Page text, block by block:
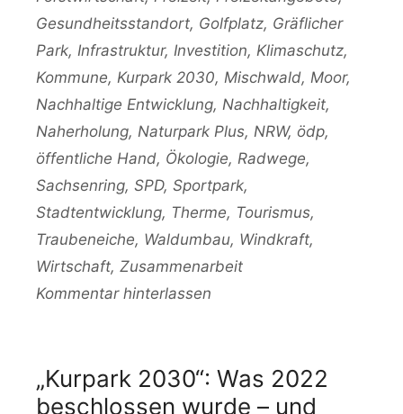
Gesundheitsstandort, Golfplatz, Gräflicher
Park, Infrastruktur, Investition, Klimaschutz,
Kommune, Kurpark 2030, Mischwald, Moor,
Nachhaltige Entwicklung, Nachhaltigkeit,
Naherholung, Naturpark Plus, NRW, ödp,
öffentliche Hand, Ökologie, Radwege,
Sachsenring, SPD, Sportpark,
Stadtentwicklung, Therme, Tourismus,
Traubeneiche, Waldumbau, Windkraft,
Wirtschaft, Zusammenarbeit
Kommentar hinterlassen
„Kurpark 2030“: Was 2022
beschlossen wurde – und